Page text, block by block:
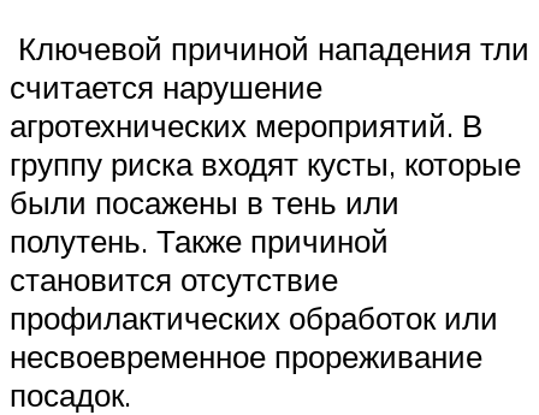
Ключевой причиной нападения тли
считается нарушение
агротехнических мероприятий. В
группу риска входят кусты, которые
были посажены в тень или
полутень. Также причиной
становится отсутствие
профилактических обработок или
несвоевременное прореживание
посадок.